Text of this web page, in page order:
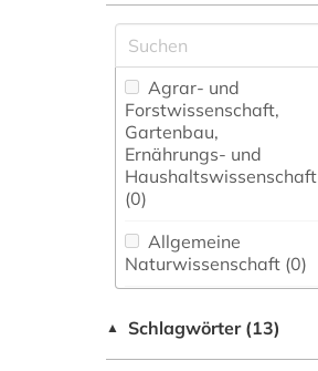
Agrar- und
Forstwissenschaft,
Gartenbau,
Ernährungs- und
Haushaltswissenschaft
(0)
Allgemeine
Naturwissenschaft (0)
fachübergreifende
▲ Schlagwörter (13)